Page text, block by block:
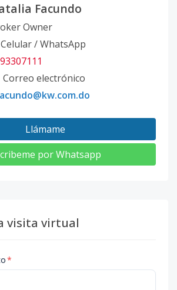
Facundo
Owner
Celular / WhatsApp
Correo electrónico
Llámame
por Whatsapp
visita virtual
*